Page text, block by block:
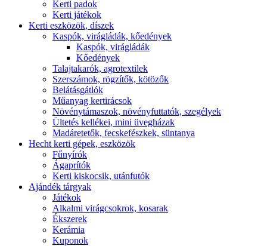
Kerti padok
Kerti játékok
Kerti eszközök, díszek
Kaspók, virágládák, kőedények
Kaspók, virágládák
Kőedények
Talajtakarók, agrotextilek
Szerszámok, rögzítők, kötözők
Belátásgátlók
Műanyag kertirácsok
Növénytámaszok, növényfuttatók, szegélyek
Ültetés kellékei, mini üvegházak
Madáretetők, fecskefészkek, süntanya
Hecht kerti gépek, eszközök
Fűnyírók
Ágaprítók
Kerti kiskocsik, utánfutók
Ajándék tárgyak
Játékok
Alkalmi virágcsokrok, kosarak
Ékszerek
Kerámia
Kuponok